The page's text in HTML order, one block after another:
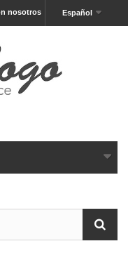
Español
nosotros